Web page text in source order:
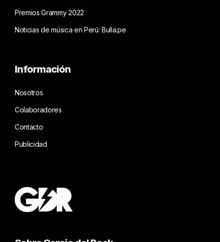
Premios Grammy 2022
Noticias de música en Perú: Bulla.pe
Información
Nosotros
Colaboradores
Contacto
Publicidad